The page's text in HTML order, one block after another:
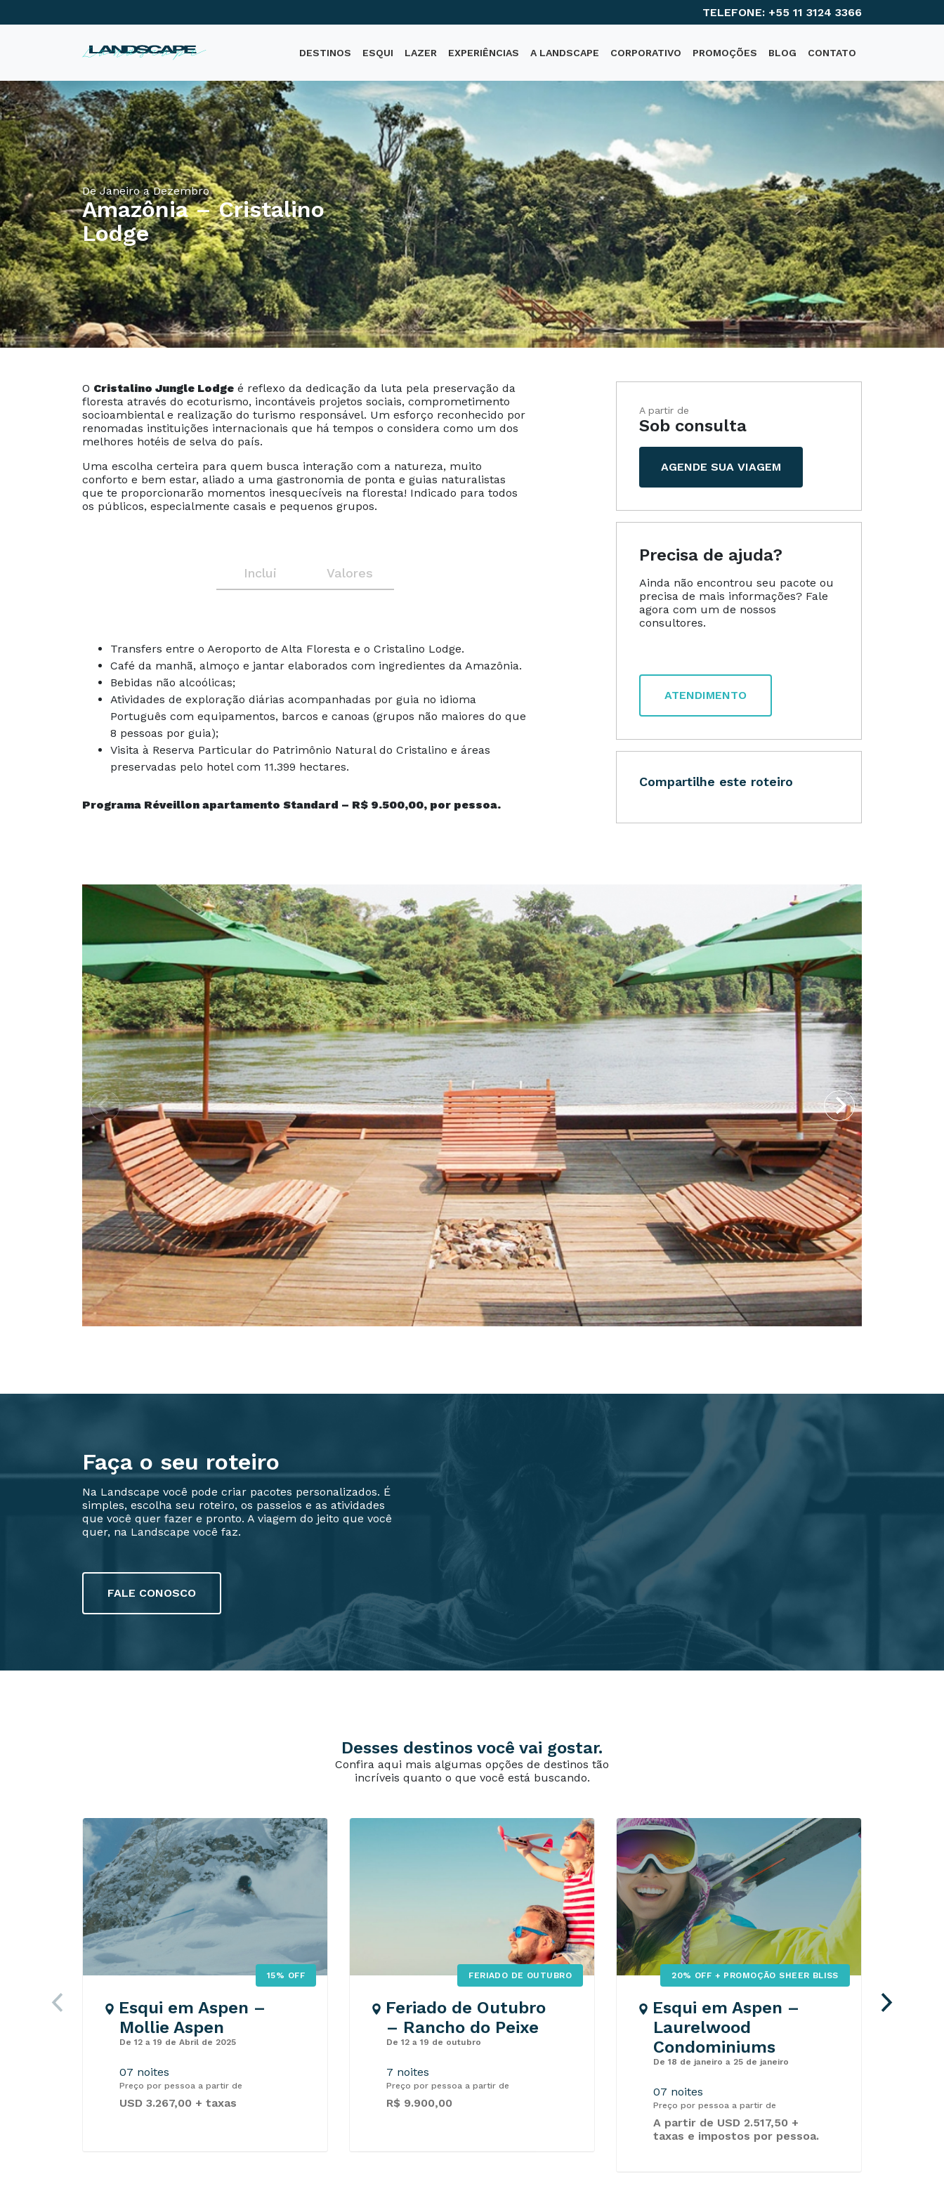
TELEFONE: +55 11 3124 3366
DESTINOS ESQUI LAZER EXPERIÊNCIAS A LANDSCAPE CORPORATIVO PROMOÇÕES BLOG CONTATO
De Janeiro a Dezembro
Amazônia – Cristalino
Lodge
O Cristalino Jungle Lodge é reflexo da dedicação da luta pela preservação da
floresta através do ecoturismo, incontáveis projetos sociais, comprometimento
socioambiental e realização do turismo responsável. Um esforço reconhecido por
renomadas instituições internacionais que há tempos o considera como um dos
melhores hotéis de selva do país.
Uma escolha certeira para quem busca interação com a natureza, muito
conforto e bem estar, aliado a uma gastronomia de ponta e guias naturalistas
que te proporcionarão momentos inesquecíveis na floresta! Indicado para todos
os públicos, especialmente casais e pequenos grupos.
Inclui Valores
Transfers entre o Aeroporto de Alta Floresta e o Cristalino Lodge.
Café da manhã, almoço e jantar elaborados com ingredientes da Amazônia.
Bebidas não alcoólicas;
Atividades de exploração diárias acompanhadas por guia no idioma
Português com equipamentos, barcos e canoas (grupos não maiores do que
8 pessoas por guia);
Visita à Reserva Particular do Patrimônio Natural do Cristalino e áreas
preservadas pelo hotel com 11.399 hectares.
Programa Réveillon apartamento Standard – R$ 9.500,00, por pessoa.
A partir de
Sob consulta
AGENDE SUA VIAGEM
Precisa de ajuda?
Ainda não encontrou seu pacote ou
precisa de mais informações? Fale
agora com um de nossos
consultores.
ATENDIMENTO
Compartilhe este roteiro
Faça o seu roteiro
Na Landscape você pode criar pacotes personalizados. É
simples, escolha seu roteiro, os passeios e as atividades
que você quer fazer e pronto. A viagem do jeito que você
quer, na Landscape você faz.
FALE CONOSCO
Desses destinos você vai gostar.
Confira aqui mais algumas opções de destinos tão
incríveis quanto o que você está buscando.
15% OFF
Esqui em Aspen –
Mollie Aspen
De 12 a 19 de Abril de 2025
07 noites
Preço por pessoa a partir de
USD 3.267,00 + taxas
FERIADO DE OUTUBRO
Feriado de Outubro
– Rancho do Peixe
De 12 a 19 de outubro
7 noites
Preço por pessoa a partir de
R$ 9.900,00
20% OFF + PROMOÇÃO SHEER BLISS
Esqui em Aspen –
Laurelwood
Condominiums
De 18 de janeiro a 25 de janeiro
07 noites
Preço por pessoa a partir de
A partir de USD 2.517,50 +
taxas e impostos por pessoa.